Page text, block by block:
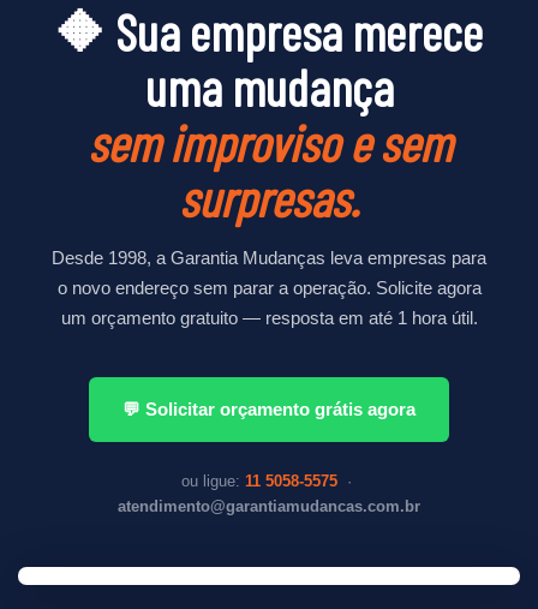
🔶 Sua empresa merece
uma mudança
sem improviso e sem
surpresas.
Desde 1998, a Garantia Mudanças leva empresas para
o novo endereço sem parar a operação. Solicite agora
um orçamento gratuito — resposta em até 1 hora útil.
💬 Solicitar orçamento grátis agora
ou ligue: 11 5058-5575 ·
atendimento@garantiamudancas.com.br